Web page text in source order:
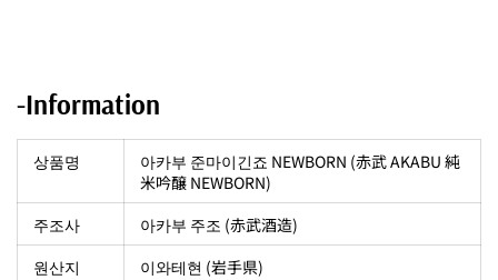
-Information
상품명
아카부 준마이긴죠 NEWBORN (赤武 AKABU 純
米吟醸 NEWBORN)
주조사
아카부 주조 (赤武酒造)
원산지
이와테현 (岩手県)